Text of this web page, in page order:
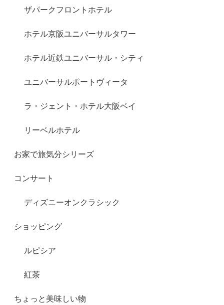
ザパークフロントホテル
ホテル京阪ユニバーサルタワー
ホテル近鉄ユニバーサル・シティ
ユニバーサルポートヴィータ
ラ・ジェント・ホテル大阪ベイ
リーベルホテル
お家で旅気分シリーズ
コンサート
ディズニーオンクラシック
ショッピング
ルピシア
紅茶
ちょっと美味しい物